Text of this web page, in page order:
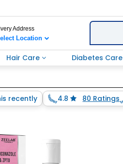
Address
Location
Hair Care Diabetes Care
recently 4.8 80 Ratings